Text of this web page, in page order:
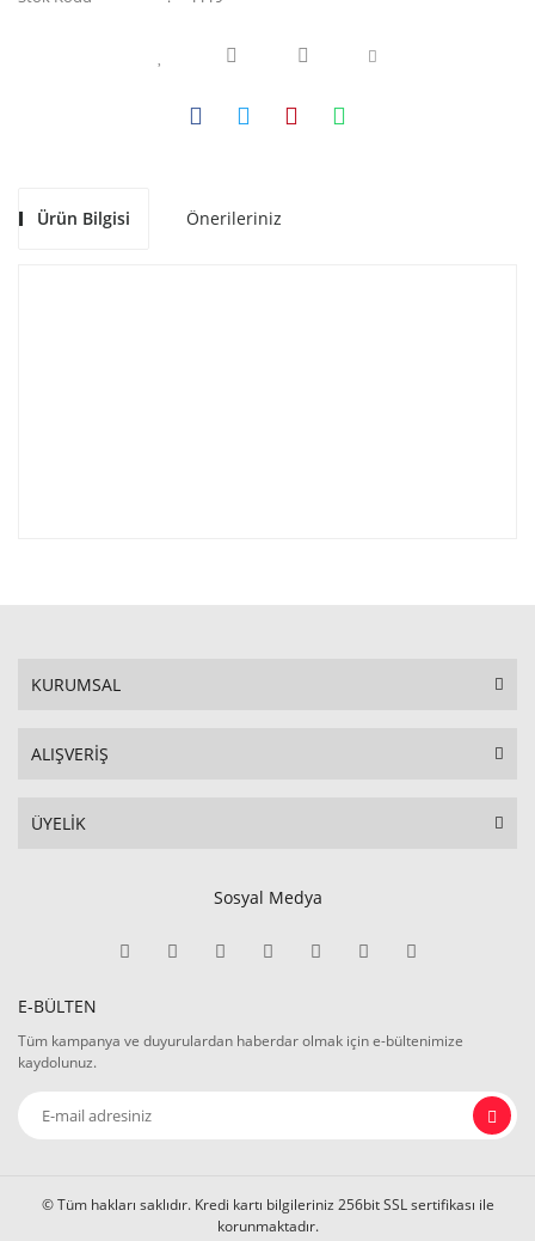
Ürün Bilgisi Önerileriniz
KURUMSAL
ALIŞVERİŞ
ÜYELİK
Sosyal Medya
E-BÜLTEN
Tüm kampanya ve duyurulardan haberdar olmak için e-bültenimize
kaydolunuz.
© Tüm hakları saklıdır. Kredi kartı bilgileriniz 256bit SSL sertifikası ile
korunmaktadır.